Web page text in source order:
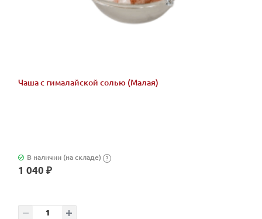
Чаша с гималайской солью (Малая)
В наличии (на складе) ?
1 040 ₽